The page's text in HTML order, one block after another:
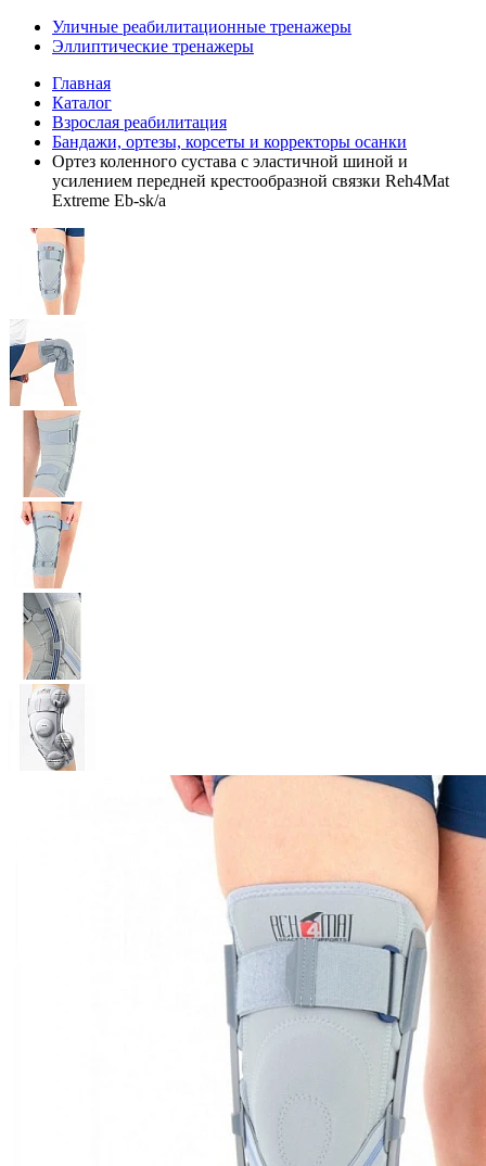
Уличные реабилитационные тренажеры
Эллиптические тренажеры
Главная
Каталог
Взрослая реабилитация
Бандажи, ортезы, корсеты и корректоры осанки
Ортез коленного сустава с эластичной шиной и
усилением передней крестообразной связки Reh4Mat
Extreme Eb-sk/a